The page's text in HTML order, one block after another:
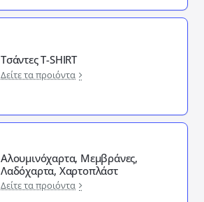
Τσάντες T-SHIRT
Δείτε τα προιόντα
Αλουμινόχαρτα, Μεμβράνες,
Λαδόχαρτα, Χαρτοπλάστ
Δείτε τα προιόντα